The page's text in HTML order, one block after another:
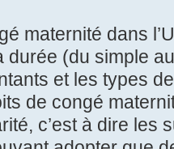
maternité dans
durée (du simple
et les types
de congé
c’est à dire les